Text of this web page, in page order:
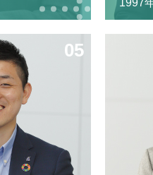
2018年入
05